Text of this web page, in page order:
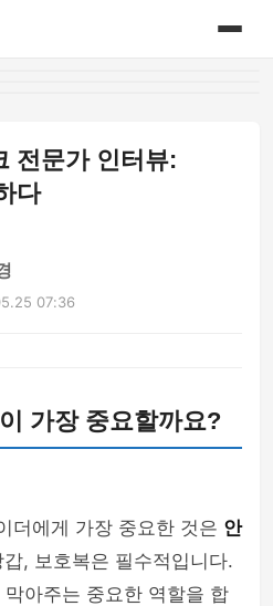
전문가 인터뷰:
다
07:36
가장 중요할까요?
더에게 가장 중요한 것은 안
, 보호복은 필수적입니다.
아주는 중요한 역할을 합